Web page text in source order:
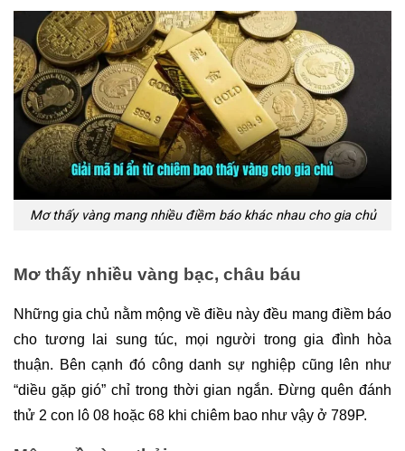
Mơ thấy vàng mang nhiều điềm báo khác nhau cho gia chủ
Mơ thấy nhiều vàng bạc, châu báu
Những gia chủ nằm mộng về điều này đều mang điềm báo
cho tương lai sung túc, mọi người trong gia đình hòa
thuận. Bên cạnh đó công danh sự nghiệp cũng lên như
“diều gặp gió” chỉ trong thời gian ngắn. Đừng quên đánh
thử 2 con lô 08 hoặc 68 khi chiêm bao như vậy ở 789P.